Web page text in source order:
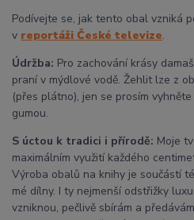
Podívejte se, jak tento obal vzniká
v reportáži České televize.
Údržba: Pro zachování krásy
praní v mýdlové vodě. Žehlit lze z
(přes plátno), jen se prosím
gumou.
S úctou k tradici i přírodě: Moje
maximálním využití každého
Výroba obalů na knihy je součástí
mé dílny. I ty nejmenší odstřižky
vzniknou, pečlivě sbírám a